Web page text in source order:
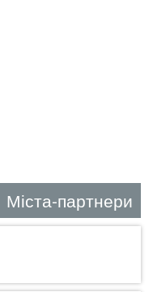
Міста-партнери